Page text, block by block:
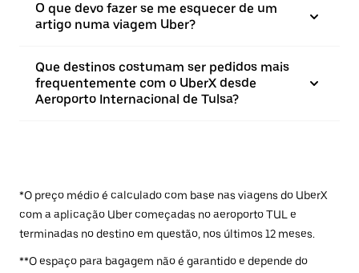
O que devo fazer se me esquecer de um
artigo numa viagem Uber?
Que destinos costumam ser pedidos mais
frequentemente com o UberX desde
Aeroporto Internacional de Tulsa?
*O preço médio é calculado com base nas viagens do UberX
com a aplicação Uber começadas no aeroporto TUL e
terminadas no destino em questão, nos últimos 12 meses.
**O espaço para bagagem não é garantido e depende do